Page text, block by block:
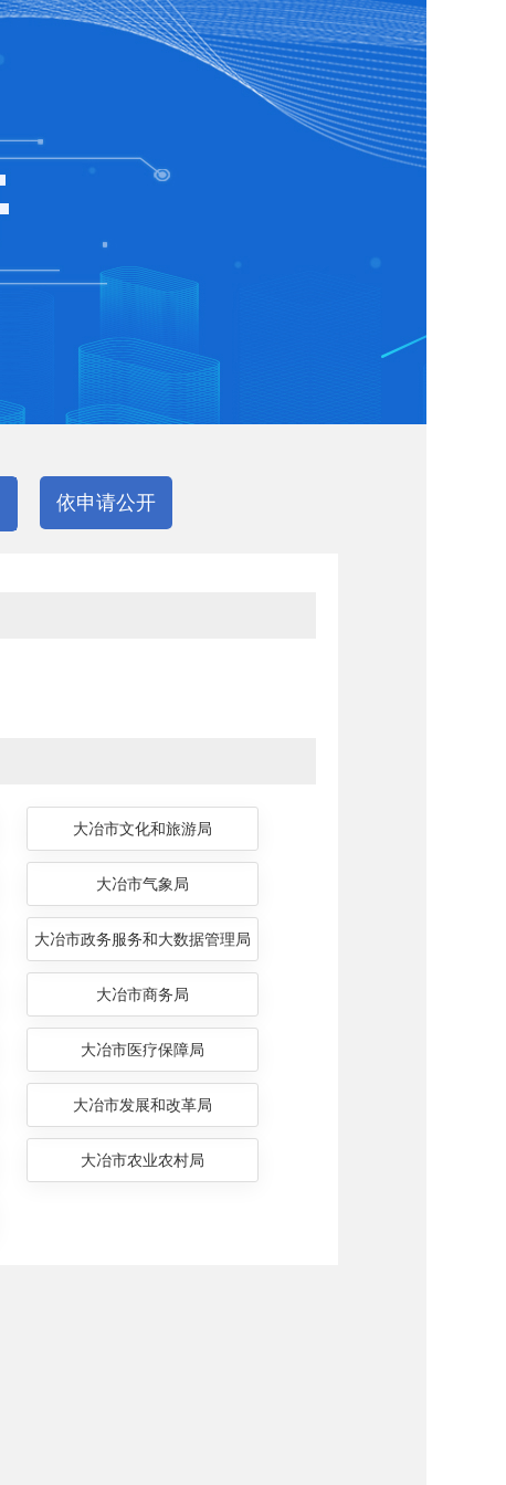
依申请公开
大冶市文化和旅游局
大冶市气象局
大冶市政务服务和大数据管理局
大冶市商务局
大冶市医疗保障局
大冶市发展和改革局
大冶市农业农村局